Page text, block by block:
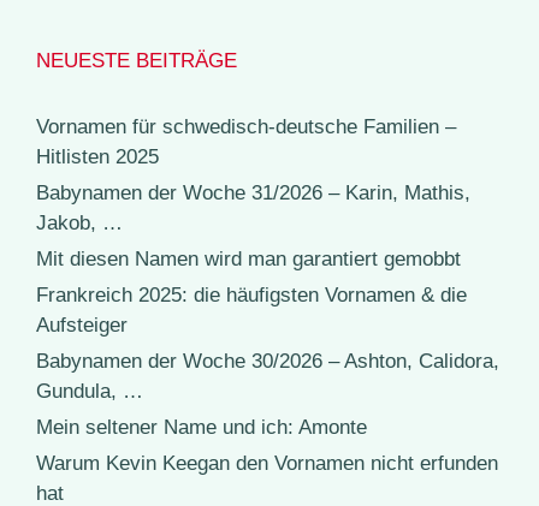
NEUESTE BEITRÄGE
Vornamen für schwedisch-deutsche Familien –
Hitlisten 2025
Babynamen der Woche 31/2026 – Karin, Mathis,
Jakob, …
Mit diesen Namen wird man garantiert gemobbt
Frankreich 2025: die häufigsten Vornamen & die
Aufsteiger
Babynamen der Woche 30/2026 – Ashton, Calidora,
Gundula, …
Mein seltener Name und ich: Amonte
Warum Kevin Keegan den Vornamen nicht erfunden
hat